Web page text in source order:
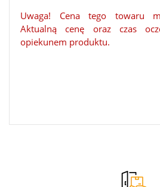
Uwaga! Cena tego towaru
Aktualną cenę oraz czas
opiekunem produktu.